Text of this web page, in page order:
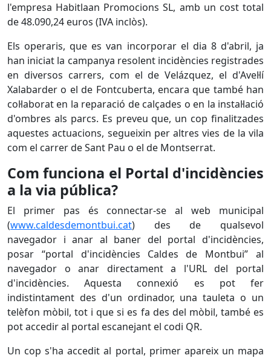
l'empresa Habitlaan Promocions SL, amb un cost total
de 48.090,24 euros (IVA inclòs).
Els operaris, que es van incorporar el dia 8 d'abril, ja
han iniciat la campanya resolent incidències registrades
en diversos carrers, com el de Velázquez, el d'Avel·lí
Xalabarder o el de Fontcuberta, encara que també han
col·laborat en la reparació de calçades o en la instal·lació
d'ombres als parcs. Es preveu que, un cop finalitzades
aquestes actuacions, segueixin per altres vies de la vila
com el carrer de Sant Pau o el de Montserrat.
Com funciona el Portal d'incidències
a la via pública?
El primer pas és connectar-se al web municipal
(www.caldesdemontbui.cat) des de qualsevol
navegador i anar al baner del portal d'incidències,
posar “portal d'incidències Caldes de Montbui” al
navegador o anar directament a l'URL del portal
d'incidències. Aquesta connexió es pot fer
indistintament des d'un ordinador, una tauleta o un
telèfon mòbil, tot i que si es fa des del mòbil, també es
pot accedir al portal escanejant el codi QR.
Un cop s'ha accedit al portal, primer apareix un mapa